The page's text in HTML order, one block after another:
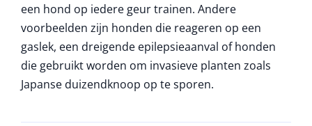
een hond op iedere geur trainen. Andere
voorbeelden zijn honden die reageren op een
gaslek, een dreigende epilepsieaanval of honden
die gebruikt worden om invasieve planten zoals
Japanse duizendknoop op te sporen.